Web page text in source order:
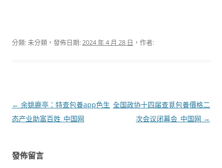
分類: 未分類，發佈日期:2024 年 4 月 28 日 ，作者:
文
章
← 余姚鹿亭：特查包養app色生
态产业助富百姓_中国网
全国政协十四届查覓包養價格二
次会议闭幕会_中国网 →
發佈留言